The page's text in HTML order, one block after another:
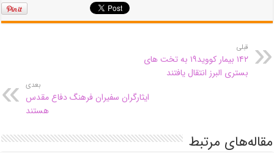
قبلی
۱۴۲ بیمار کووید۱۹ به تخت های
بستری البرز انتقال یافتند
بعدی
ایثارگران سفیران فرهنگ دفاع مقدس
هستند
مقاله‌های مرتبط